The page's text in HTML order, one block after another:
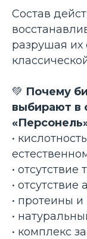
Состав
разрушая их
💚 Почему
выбирают в
•
•
• отсутствие
• протеины
•
• комплекс